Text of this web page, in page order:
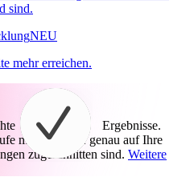
sind.
NEU
mehr erreichen.
Ergebnisse.
mit Apps, die genau auf Ihre
zugeschnitten sind. Weitere